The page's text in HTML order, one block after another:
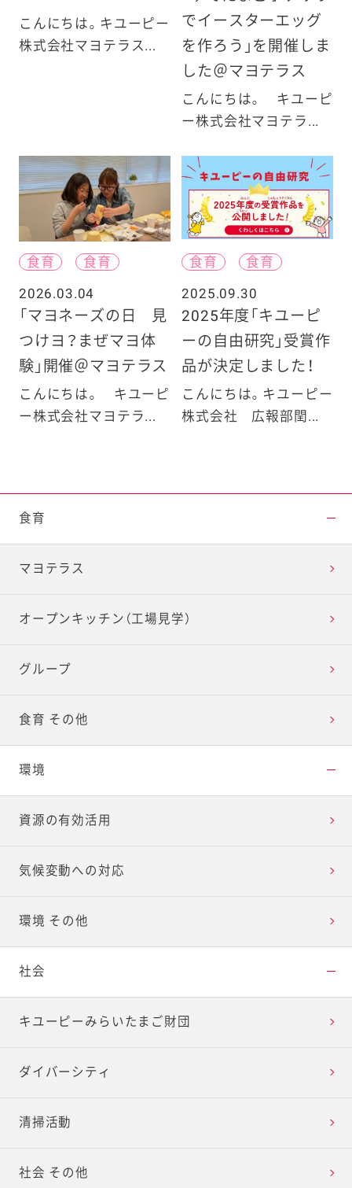
こんにちは。キユーピー
株式会社マヨテラス...
でイースターエッグ
を作ろう」を開催しま
した＠マヨテラス
こんにちは。 キユーピ
ー株式会社マヨテラ...
食育
食育
2026.03.04
「マヨネーズの日 見
つけヨ？まぜマヨ体
験」開催＠マヨテラス
こんにちは。 キユーピ
ー株式会社マヨテラ...
食育
食育
2025.09.30
2025年度「キユーピ
ーの自由研究」受賞作
品が決定しました！
こんにちは。キユーピー
株式会社 広報部閏...
食育
マヨテラス
オープンキッチン（工場見学）
グループ
食育 その他
環境
資源の有効活用
気候変動への対応
環境 その他
社会
キユーピーみらいたまご財団
ダイバーシティ
清掃活動
社会 その他